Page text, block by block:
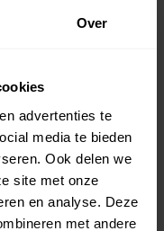
Over
advertenties te
media te bieden
Ook delen we
site met onze
en analyse. Deze
met andere
(koopsom
Dit